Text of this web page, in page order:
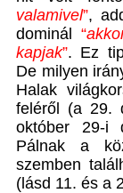
valamivel”,
dominál “
kapjak”. Ez
De milyen
Halak
feléről (a 29.
október 29-i
Pálnak a
szemben
(lásd 11. és a